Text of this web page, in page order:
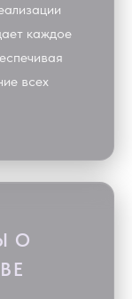
каждое
всех
О